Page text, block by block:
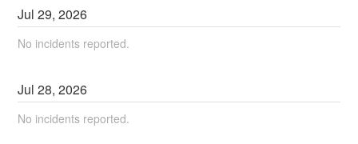
Jul29,2026
No incidents reported.
Jul28,2026
No incidents reported.